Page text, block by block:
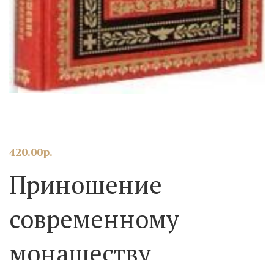
420.00р.
Приношение
современному
монашеству